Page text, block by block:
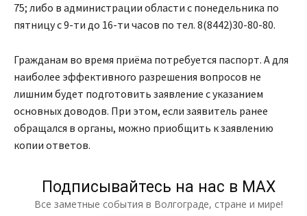
75; либо в администрации области с понедельника по
пятницу с 9-ти до 16-ти часов по тел. 8(8442)30-80-80.
Гражданам во время приёма потребуется паспорт. А для
наиболее эффективного разрешения вопросов не
лишним будет подготовить заявление с указанием
основных доводов. При этом, если заявитель ранее
обращался в органы, можно приобщить к заявлению
копии ответов.
Подписывайтесь на нас в МАХ
Все заметные события в Волгограде, стране и мире!